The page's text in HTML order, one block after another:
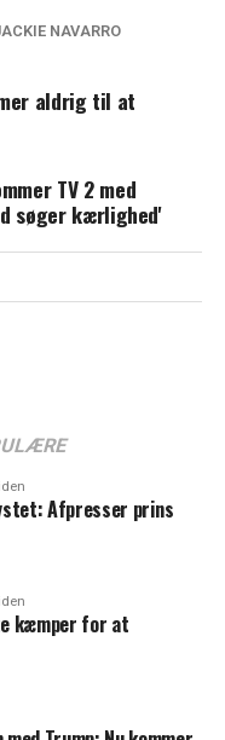
En stor
NAVARRO
aldrig til at
TV 2 med
søger kærlighed'
Afpresser prins
kæmper for at